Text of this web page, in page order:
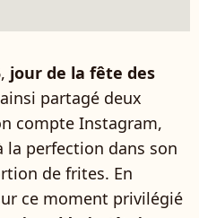
jour de la fête des
partagé deux
compte Instagram,
perfection dans son
de frites. En
ce moment privilégié